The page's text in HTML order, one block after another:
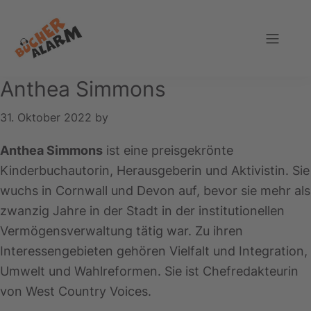
Hauptnavigation
springen
springen
Fußzeile
springen
Anthea Simmons
31. Oktober 2022 by
Anthea Simmons ist eine preisgekrönte
Kinderbuchautorin, Herausgeberin und Aktivistin. Sie
wuchs in Cornwall und Devon auf, bevor sie mehr als
zwanzig Jahre in der Stadt in der institutionellen
Vermögensverwaltung tätig war. Zu ihren
Interessengebieten gehören Vielfalt und Integration,
Umwelt und Wahlreformen. Sie ist Chefredakteurin
von West Country Voices.